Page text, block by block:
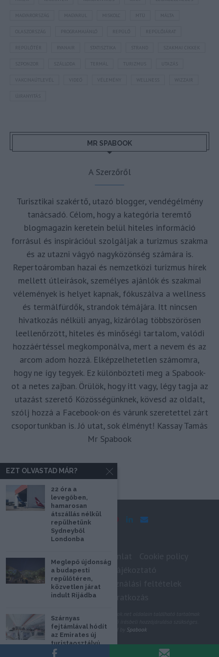
MAGYARORSZÁG MTÜ MÁLTA
OLASZORSZÁG REPÜLŐJÁRAT
REPÜLŐTÉR STATISZTIKA STRAND SZAKMAI CIKKEK
SZPONZOR SZÁLLODA TERMÁL TURIZMUS UTAZÁS
VAKCINAÚTLEVÉL WIZZAIR
ÚJRANYITÁS
MR SPABOOK
A Szerzőről
Turisztikai szakértő, utazó blogger, vendégélmény
tanácsadó. Célom, hogy a kategória teremtő
blogmagazin keretein belül hiteles információ
forrásul és inspirációul szolgáljak a turizmus szakma
és az utazni vágyó nagyközönség számára is.
Repertoáromban hazai és nemzetközi turizmus hírek
mellett útleírások, személyes ajánlók és szakmai
vélemények is helyet kapnak, fókuszálva a wellness
és termálfürdők, strandok témájára. Itt nincsen
hivatkozás nélküli anyag, kizárólag többszörösen
leellenőrzött, hiteles és minőségi tartalom, valódi
hozzáértéssel megkomponálva, mert a nevem és az
arcom adom hozzá. Elképzelhetetlen számomra,
hogy ne így tegyek. Ez különbözteti meg a Spabook-
ot a netes zajban. Örülök, hogy itt vagy, légy tagja az
utazást szerető Közösségünknek, kövesd az oldalt,
szólj hozzá a Facebook-on és várunk szeretettel zárt
csoportunkban is. Jó utat, sok élményt! Kassay Tamás
Mr Spabook
Impresszum
Adatkezelési tájékoztató
Szerzői jogok, felhasználási feltételek
Hírlevél feliratkozás
@2020 - Minden jog fenntartva. A Spabook.net oldalain található tartalmak
felhasználásához, újraközléséhez a szerző írásbeli hozzájárulása szükséges.
All Rights Reserved by
Spabook
EZT OLVASTAD MÁR?
22 óra a
levegőben,
hamarosan
átszállás nélkül
repülhetünk
Sydneyből
Londonba
Meglepő újdonság
a budapesti
repülőtéren,
közvetlen járat
indult Rijádba
Szárnyas
fejtámlával hódít
az Emirates új
turistaosztályú
ülése